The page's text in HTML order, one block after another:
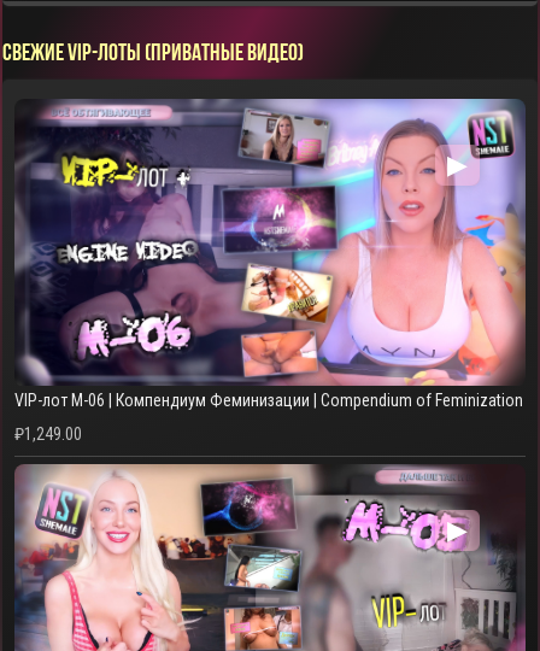
СВЕЖИЕ VIP-ЛОТЫ (ПРИВАТНЫЕ ВИДЕО)
▶
VIP-лот M-06 | Компендиум Феминизации | Compendium of Feminization
₽1,249.00
▶